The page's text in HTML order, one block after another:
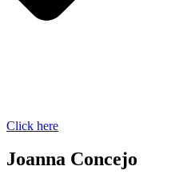
Click here
Joanna Concejo